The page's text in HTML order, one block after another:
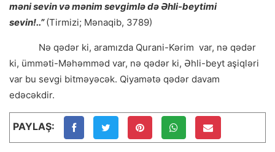
məni sevin və mənim sevgimlə də Əhli-beytimi
sevin!..”(Tirmizi; Mənaqib, 3789)
Nə qədər ki, aramızda Qurani-Kərim var, nə qədər
ki, ümməti-Məhəmməd var, nə qədər ki, Əhli-beyt aşiqləri
var bu sevgi bitməyəcək. Qiyamətə qədər davam
edəcəkdir.
PAYLAŞ: